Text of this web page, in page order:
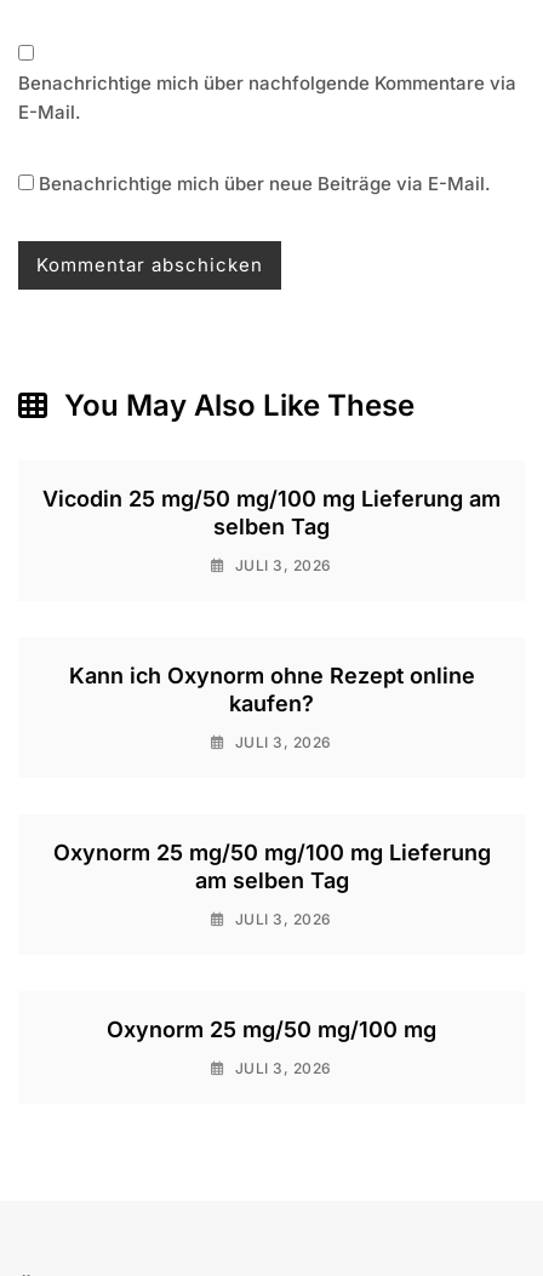
Benachrichtige mich über nachfolgende Kommentare via
E-Mail.
Benachrichtige mich über neue Beiträge via E-Mail.
You May Also Like These
Vicodin 25 mg/50 mg/100 mg Lieferung am
selben Tag
JULI 3, 2026
Kann ich Oxynorm ohne Rezept online
kaufen?
JULI 3, 2026
Oxynorm 25 mg/50 mg/100 mg Lieferung
am selben Tag
JULI 3, 2026
Oxynorm 25 mg/50 mg/100 mg
JULI 3, 2026